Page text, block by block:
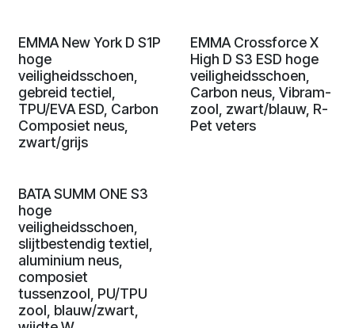
EMMA New York D S1P
hoge
veiligheidsschoen,
gebreid tectiel,
TPU/EVA ESD, Carbon
Composiet neus,
zwart/grijs
EMMA Crossforce X
High D S3 ESD hoge
veiligheidsschoen,
Carbon neus, Vibram-
zool, zwart/blauw, R-
Pet veters
BATA SUMM ONE S3
hoge
veiligheidsschoen,
slijtbestendig textiel,
aluminium neus,
composiet
tussenzool, PU/TPU
zool, blauw/zwart,